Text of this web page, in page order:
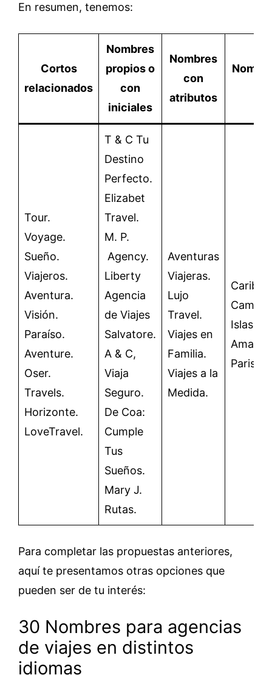
En resumen, tenemos:
Cortos
relacionados
Nombres
propios o
con
iniciales
Nombres
con
atributos
Tour.
Voyage.
Sueño.
Viajeros.
Aventura.
Visión.
Paraíso.
Aventure.
Oser.
Travels.
Horizonte.
LoveTravel.
T & C Tu
Destino
Perfecto.
Elizabet
Travel.
M. P.
Agency.
Liberty
Agencia
de Viajes
Salvatore.
A & C,
Viaja
Seguro.
De Coa:
Cumple
Tus
Sueños.
Mary J.
Rutas.
Aventuras
Viajeras.
Lujo
Travel.
Viajes en
Familia.
Viajes a la
Medida.
Para completar las propuestas anteriores,
aquí te presentamos otras opciones que
pueden ser de tu interés:
30 Nombres para agencias
de viajes en distintos
idiomas